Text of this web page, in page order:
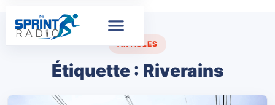
ARTICLES
Étiquette : Riverains